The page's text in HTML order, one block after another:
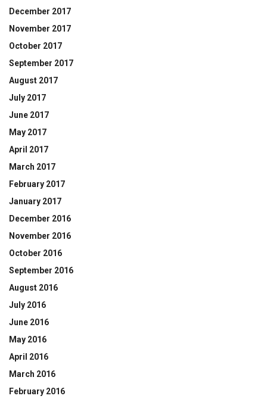
December 2017
November 2017
October 2017
September 2017
August 2017
July 2017
June 2017
May 2017
April 2017
March 2017
February 2017
January 2017
December 2016
November 2016
October 2016
September 2016
August 2016
July 2016
June 2016
May 2016
April 2016
March 2016
February 2016